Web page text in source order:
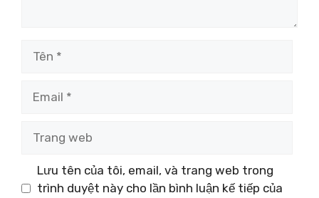
Lưu tên của tôi, email, và trang web trong
trình duyệt này cho lần bình luận kế tiếp của